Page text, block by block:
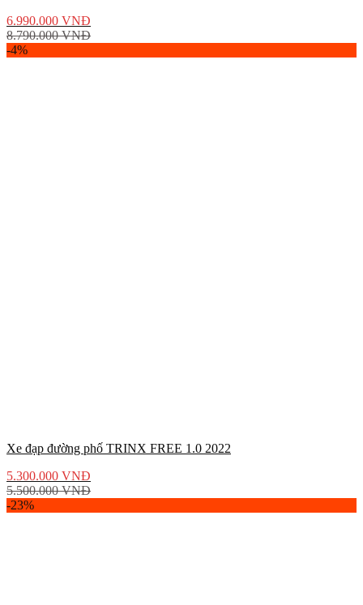
6.990.000 VNĐ
8.790.000VNĐ
-4%
Xe đạp đường phố TRINX FREE 1.0 2022
5.300.000 VNĐ
5.500.000VNĐ
-23%